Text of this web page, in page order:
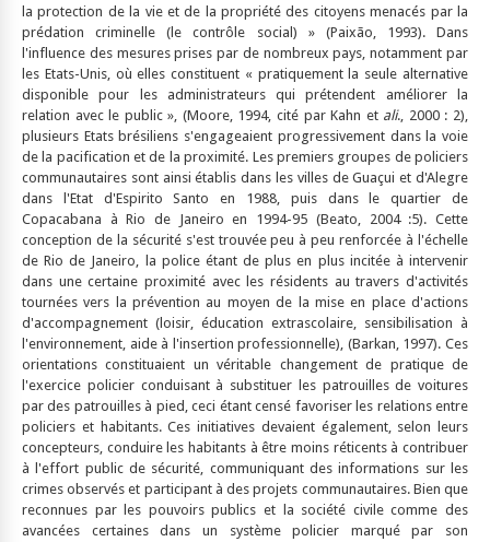
la protection de la vie et de la propriété des citoyens menacés par la
prédation criminelle (le contrôle social) » (Paixão, 1993). Dans
l'influence des mesures prises par de nombreux pays, notamment par
les Etats-Unis, où elles constituent « pratiquement la seule alternative
disponible pour les administrateurs qui prétendent améliorer la
relation avec le public », (Moore, 1994, cité par Kahn et ali., 2000 : 2),
plusieurs Etats brésiliens s'engageaient progressivement dans la voie
de la pacification et de la proximité. Les premiers groupes de policiers
communautaires sont ainsi établis dans les villes de Guaçui et d'Alegre
dans l'Etat d'Espirito Santo en 1988, puis dans le quartier de
Copacabana à Rio de Janeiro en 1994-95 (Beato, 2004 :5). Cette
conception de la sécurité s'est trouvée peu à peu renforcée à l'échelle
de Rio de Janeiro, la police étant de plus en plus incitée à intervenir
dans une certaine proximité avec les résidents au travers d'activités
tournées vers la prévention au moyen de la mise en place d'actions
d'accompagnement (loisir, éducation extrascolaire, sensibilisation à
l'environnement, aide à l'insertion professionnelle), (Barkan, 1997). Ces
orientations constituaient un véritable changement de pratique de
l'exercice policier conduisant à substituer les patrouilles de voitures
par des patrouilles à pied, ceci étant censé favoriser les relations entre
policiers et habitants. Ces initiatives devaient également, selon leurs
concepteurs, conduire les habitants à être moins réticents à contribuer
à l'effort public de sécurité, communiquant des informations sur les
crimes observés et participant à des projets communautaires. Bien que
reconnues par les pouvoirs publics et la société civile comme des
avancées certaines dans un système policier marqué par son